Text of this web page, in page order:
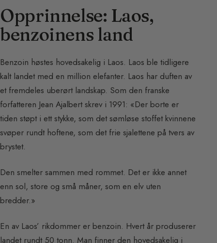
Opprinnelse: Laos,
benzoinens land
Benzoin høstes hovedsakelig i Laos. Laos ble tidligere
kalt landet med en million elefanter. Laos har duften av
et fremdeles uberørt landskap. Som den franske
forfatteren Jean Ajalbert skrev i 1991: «Der borte er
tiden støpt i ett stykke, som det sømløse stoffet kvinnene
svøper rundt hoftene, som det frie sjalettene på tvers av
brystet.
Den smelter sammen med rommet. Det er ikke annet
enn sol, store og små måner, som en elv uten
bredder.»
En av Laos’ rikdommer er benzoin. Hvert år produserer
landet rundt 50 tonn. Man finner den hovedsakelig i